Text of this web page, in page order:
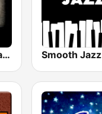
Classic Blues Radio